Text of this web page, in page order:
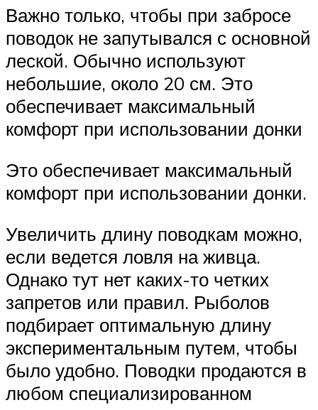
Важно только, чтобы при забросе
поводок не запутывался с основной
леской. Обычно используют
небольшие, около 20 см. Это
обеспечивает максимальный
комфорт при использовании донки
Это обеспечивает максимальный
комфорт при использовании донки.
Увеличить длину поводкам можно,
если ведется ловля на живца.
Однако тут нет каких-то четких
запретов или правил. Рыболов
подбирает оптимальную длину
экспериментальным путем, чтобы
было удобно. Поводки продаются в
любом специализированном